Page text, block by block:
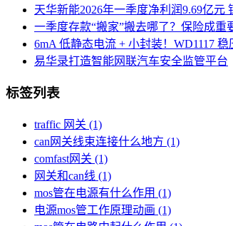
天华新能2026年一季度净利润9.69亿
一季度存款“搬家”搬去哪了？保险成重
6mA 低静态电流 + 小封装！WD1117
易华录打造智能网联汽车安全监管平台
标签列表
traffic 网关 (1)
can网关线束连接什么地方 (1)
comfast网关 (1)
网关和can线 (1)
mos管在电源有什么作用 (1)
电源mos管工作原理动画 (1)